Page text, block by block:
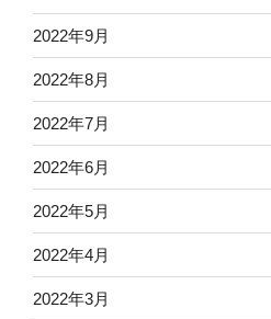
2022年9月
2022年8月
2022年7月
2022年6月
2022年5月
2022年4月
2022年3月